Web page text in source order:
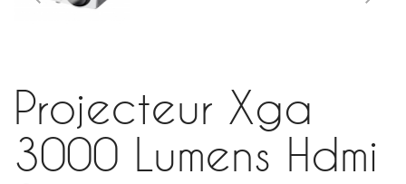
Projecteur Xga
3000 Lumens Hdmi